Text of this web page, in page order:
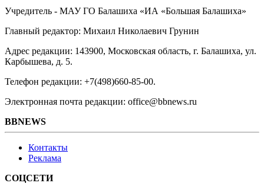
Учредитель - МАУ ГО Балашиха «ИА «Большая Балашиха»
Главный редактор: Михаил Николаевич Грунин
Адрес редакции: 143900, Московская область, г. Балашиха, ул.
Карбышева, д. 5.
Телефон редакции: +7(498)660-85-00.
Электронная почта редакции: office@bbnews.ru
BBNEWS
Контакты
Реклама
СОЦСЕТИ